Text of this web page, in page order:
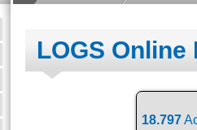
LOGS Online
18.797